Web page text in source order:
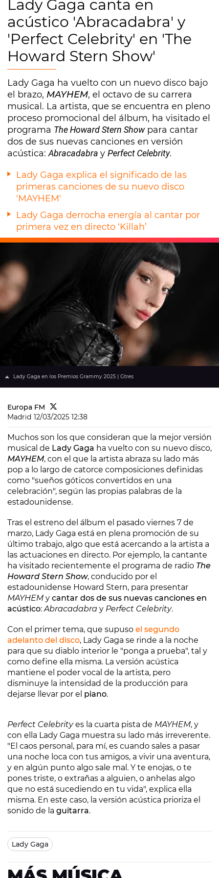
Lady Gaga canta en
acústico 'Abracadabra' y
'Perfect Celebrity' en 'The
Howard Stern Show'
Lady Gaga ha vuelto con un nuevo disco bajo
el brazo, MAYHEM, el octavo de su carrera
musical. La artista, que se encuentra en pleno
proceso promocional del álbum, ha visitado el
programa The Howard Stern Showpara cantar
dos de sus nuevas canciones en versión
acústica:Abracadabra y Perfect Celebrity.
Lady Gaga explica el significado de las
primeras canciones de su nuevo disco
'MAYHEM'
Lady Gaga derrocha energía al cantar por
primera vez en directo ‘Killah’
Lady Gaga en los Premios Grammy 2025 | Gtres
Europa FM
Madrid 12/03/2025 12:38
Muchos son los que consideran que la mejor versión
musical de Lady Gaga ha vuelto con su nuevo disco,
MAYHEM, con el que la artista abraza su lado más
pop a lo largo de catorce composiciones definidas
como "sueños góticos convertidos en una
celebración", según las propias palabras de la
estadounidense.
Tras el estreno del álbum el pasado viernes 7 de
marzo, Lady Gaga está en plena promoción de su
último trabajo, algo que está acercando a la artista a
las actuaciones en directo. Por ejemplo, la cantante
ha visitado recientemente el programa de radio The
Howard Stern Show, conducido por el
estadounidense Howard Stern, para presentar
MAYHEM y cantar dos de sus nuevas canciones en
acústico:Abracadabra y Perfect Celebrity.
Con el primer tema, que supuso el segundo
adelanto del disco, Lady Gaga se rinde a la noche
para que su diablo interior le "ponga a prueba", tal y
como define ella misma. La versión acústica
mantiene el poder vocal de la artista, pero
disminuye la intensidad de la producción para
dejarse llevar por el piano.
Perfect Celebrityes la cuarta pista de MAYHEM, y
con ella Lady Gaga muestra su lado más irreverente.
"El caos personal, para mí, es cuando sales a pasar
una noche loca con tus amigos, a vivir una aventura,
y en algún punto algo sale mal. Y te enojas, o te
pones triste, o extrañas a alguien, o anhelas algo
que no está sucediendo en tu vida", explica ella
misma. En este caso, la versión acústica prioriza el
sonido de la guitarra.
Lady Gaga